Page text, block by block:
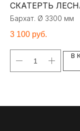
СКАТЕРТЬ
Бархат. Ø 3300 мм
3 100 руб.
В